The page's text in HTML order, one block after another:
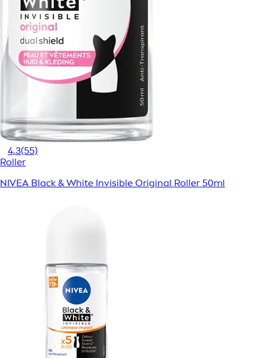
4,3(55)
Roller
NIVEA Black & White Invisible Original Roller 50ml